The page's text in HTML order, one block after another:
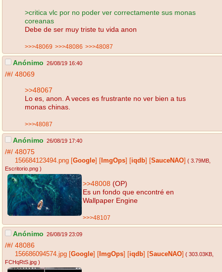
>critica vlc por no poder ver correctamente sus monas
coreanas
Debe de ser muy triste tu vida anon
>>>48069 >>>48086 >>>48087
Anónimo 26/08/19 16:40
/#/ 48069
>>48067
Lo es, anon. A veces es frustrante no ver bien a tus
monas chinas.
>>>48087
Anónimo 26/08/19 17:40
/#/ 48075
156684123494.png Google ImgOps iqdb SauceNAO ( 3.79MB
Escritorio.png )
>>48008 (OP)
Es un fondo que encontré en
Wallpaper Engine
>>>48107
Anónimo 26/08/19 23:09
/#/ 48086
156686094574.jpg Google ImgOps iqdb SauceNAO ( 303.03KB
FCHqRtS.jpg )